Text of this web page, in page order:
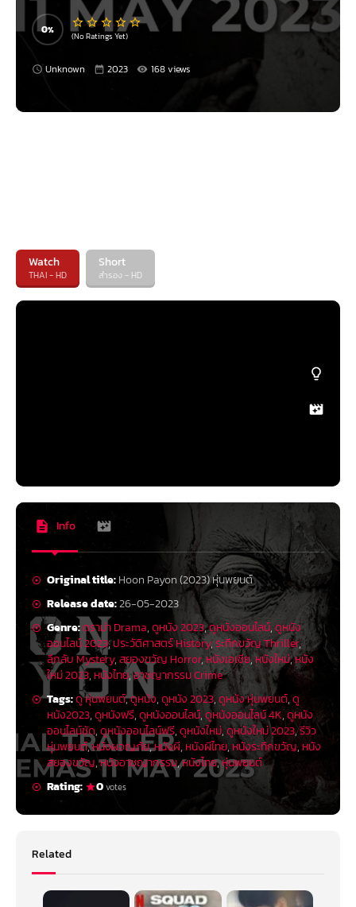
เอาจริง ๆ ไอเดียมันดีนะ กับเรื่องราวการสืบสวนหาความจริง มีสิ่งลี้ลับเข้ามา
ผสม และเปิดเรื่องได้น่าสนใจ ดูดีเลยทีเดียว จนกระทั่งชื่อหนังขึ้น หลังจากนั้นก็
ไม่มีอะไรดูดีอีกต่อไป…เริ่มจากข้อเอะใจแรกเลย พระที่นี่เค้าคิ้วหนากันเนอะ ไม่
เหมือนพระ เหมือนคนตัดสกินเฮดแล้วมานุ่งผ้าเหลืองมากกว่า ไม่ใช่แค่คนเดียว
หลายเอ๊ะ ต่อมาก็เกิดขึ้นมากมายระหว่างทาง หนังมีปัญหาเรื่องบทและการเล่า
เรื่องมาก ๆ ไม่ใช่มันเล่าไม่รู้เรื่องนะ แต่หลายฉากมันเล่าเพื่ออะไรก็ไม่รู้ เช่นฉาก
พระไถสเก็ตบอร์ด หรืออย่างฉากที่พระเอกมันไม่มีเสื้อ ฉากต่อมาอีกตัวละครเอา
เสื้อให้ใส่ มันจำเป็นขนาดนั้นเลยหรอไอ้ฉากเนี้ย กลัวเห็นหัวนมนานไปงี้? คือช่วง
แรก ๆ มันยังพอรู้เรื่องค่อยเป็นค่อยไป แต่ยิ่งหนังดำเนินไปข้างหน้ามันยิ่งขาด
ความต่อเนื่อง บางฉากก็โดด บางฉากซิงก์เสียงพูดไม่ตรงกับปากด้วยซ้ำ อยาก
ให้เกิดอะไรก็เกิด โยนฉากนั้นมาที ฉากนี้มาที บางฉากเล่าแบบเป็นปริศนา พอฉาก
ต่อมาเฉลยฉากนั้นแล้ว และจะทำเป็นปริศนาเพื่อ? บทพ่อปู่ก็เหมือนกัน มีทำไม
ช่วยอะไร มีประโยชน์ต่อเรื่องราวยังไง เพราะจุด ๆ นึงก็หายไปไม่บอกเล่ากล่าว
ถึงอีกเลย มันมีหลายเหตุการณ์ให้เล่า แต่มันไม่ค่อยส่งกันเลย หนังพยายามเล่น
กับศรัทธา ความเชื่อ งมงาย อยู่ช่วงนึง อีกช่วงนึงก็ไปเล่นบริกรรมคาถา ปลุก
เสก มนต์บลา ๆ เล่นผีหลอกบ้าง บทนักสืบบ้าง คือยึดแนวทางอะไรให้ได้ก่อนสัก
อย่าง
ทางด้านความหลอน ความน่ากลัว ความผีต่าง ๆ ก็อยู่ในจุดที่สอบไม่ผ่านอยู่ดี
บรรยากาศอยู่ในป่าแท้ ๆ แต่ถ่ายออกมาได้ไม่น่ากลัวเลยสักนิด ฉากบางฉากนี่น่า
แห้ง ๆ ไอ้ผีก็ไม่ใกล้เคียงกับคำว่าน่ากลัวด้วยซ้ำ เหมือนคนโดนปะแป้งสงกรานต์
พยายามน่ากลัวแต่แบบ…เห้อ ง้างมาแบบเหมือนสะกิดคนดู จะหลอกละนะ จะ
หลอกจริง ๆ แล้วนะ แฮ่ ซาวด์ก็แบบง้างมาพร้อมกันเลย
0 (No Ratings Yet)
Unknown 2023 168 views
Watch
THAI - HD
Short
สำรอง - HD
Info
Original title:Hoon Payon (2023) หุ่นพยนต์
Release date:26-05-2023
Genre:ดราม่า Drama,ดูหนัง 2023,ดูหนังออนไลน์,ดูหนัง
ออนไลน์ 2023,ประวัติศาสตร์ History,ระทึกขวัญ Thriller,
ลึกลับ Mystery,สยองขวัญ Horror,หนังเอเชีย,หนังใหม่,หนัง
ใหม่ 2023, หนังไทย,อาชญากรรม Crime
Tags:ดู หุ่นพยนต์,ดูหนัง,ดูหนัง 2023,ดูหนัง หุ่นพยนต์,ดู
หนัง2023,ดูหนังฟรี,ดูหนังออนไลน์,ดูหนังออนไลน์ 4K,ดูหนัง
ออนไลน์ชัด,ดูหนังออนไลน์ฟรี,ดูหนังใหม่,ดูหนังใหม่ 2023,รีวิว
หุ่นพยนต์,หนังผจญภัย,หนังผี, หนังผีไทย, หนังระทึกขวัญ,หนัง
สยองขวัญ,หนังอาชญากรรม,หนังไทย,หุ่นพยนต์
Rating:
0votes
Related